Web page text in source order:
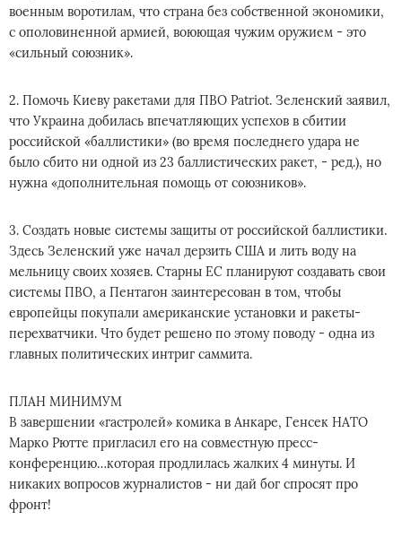
военным воротилам, что страна без собственной экономики,
с ополовиненной армией, воюющая чужим оружием - это
«сильный союзник».
2. Помочь Киеву ракетами для ПВО Patriot. Зеленский заявил,
что Украина добилась впечатляющих успехов в сбитии
российской «баллистики» (во время последнего удара не
было сбито ни одной из 23 баллистических ракет, - ред.), но
нужна «дополнительная помощь от союзников».
3. Создать новые системы защиты от российской баллистики.
Здесь Зеленский уже начал дерзить США и лить воду на
мельницу своих хозяев. Старны ЕС планируют создавать свои
системы ПВО, а Пентагон заинтересован в том, чтобы
европейцы покупали американские установки и ракеты-
перехватчики. Что будет решено по этому поводу - одна из
главных политических интриг саммита.
ПЛАН МИНИМУМ
В завершении «гастролей» комика в Анкаре, Генсек НАТО
Марко Рютте пригласил его на совместную пресс-
конференцию…которая продлилась жалких 4 минуты. И
никаких вопросов журналистов - ни дай бог спросят про
фронт!